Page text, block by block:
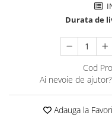
Cricuri bicicletaDurata de
Cod
Ai nevoie de ajutor?
Adauga la